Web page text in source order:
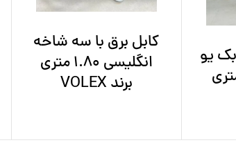
یو
2.80 متری
کابل برق با سه شاخه
انگلیسی 1.80 متری
برند VOLEX